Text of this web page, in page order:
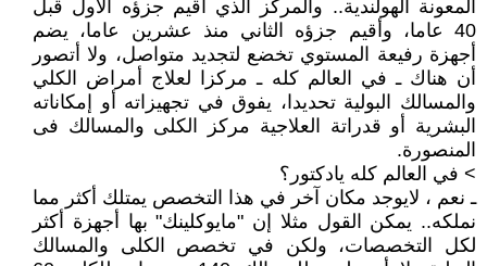
المعونة الهولندية.. والمركز الذي أقيم جزؤه الأول قبل
40 عاما، وأقيم جزؤه الثاني منذ عشرين عاما، يضم
أجهزة رفيعة المستوي تخضع لتجديد متواصل، ولا أتصور
أن هناك ـ في العالم كله ـ مركزا لعلاج أمراض الكلي
والمسالك البولية تحديدا، يفوق في تجهيزاته أو إمكاناته
البشرية أو قدراتة العلاجية مركز الكلى والمسالك فى
المنصورة.
> في العالم كله يادكتور؟
ـ نعم ، لايوجد مكان آخر في هذا التخصص يمتلك أكثر مما
نملكه.. يمكن القول مثلا إن "مايوكلينك" بها أجهزة أكثر
لكل التخصصات، ولكن في تخصص الكلى والمسالك